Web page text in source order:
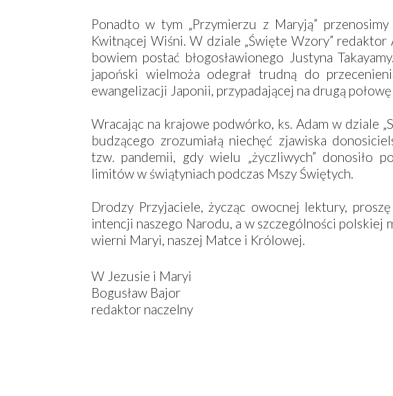
Ponadto w tym „Przymierzu z Maryją”
Kwitnącej Wiśni. W dziale „Święte Wzory”
bowiem postać błogosławionego Justyna
japoński wielmoża odegrał trudną do
ewangelizacji Japonii, przypadającej na drugą
Wracając na krajowe podwórko, ks. Adam w dziale
budzącego zrozumiałą niechęć zjawiska
tzw. pandemii, gdy wielu „życzliwych” donosiło
limitów w świątyniach podczas Mszy Świętych.
Drodzy Przyjaciele, życząc owocnej lektury,
intencji naszego Narodu, a w szczególności polskiej
wierni Maryi, naszej Matce i Królowej.
W Jezusie i Maryi
Bogusław Bajor
redaktor naczelny